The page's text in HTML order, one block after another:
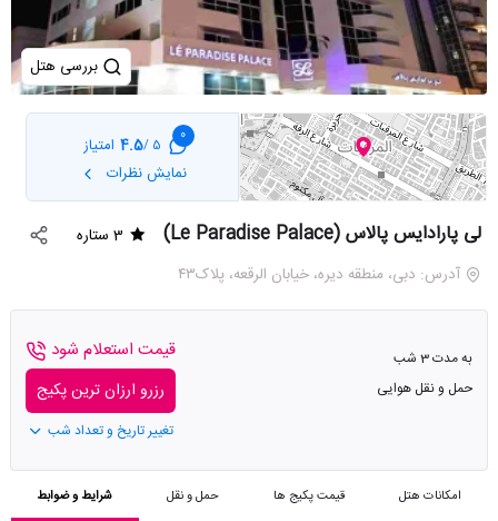
بررسی هتل
0
5 /
4.5 امتیاز
نمایش نظرات
لی پارادایس پالاس (Le Paradise Palace)
3 ستاره
آدرس: دبی، منطقه دیره، خیابان الرقعه، پلاک۴۳
به مدت 3 شب
حمل و نقل هوایی
قیمت استعلام شود
رزرو ارزان ترین پکیج
تغییر تاریخ و تعداد شب
امکانات هتل قیمت پکیج ها حمل و نقل شرایط و ضوابط